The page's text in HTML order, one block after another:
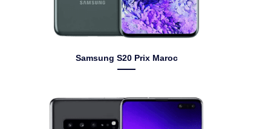
Samsung S20 Prix Maroc